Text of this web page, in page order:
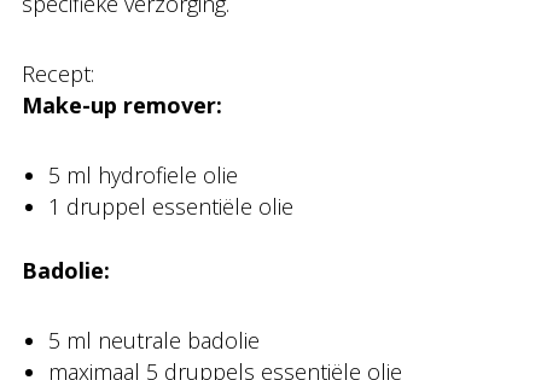
Recept:
Make-up remover:
5 ml hydrofiele olie
1 druppel essentiële olie
Badolie:
5 ml neutrale badolie
maximaal 5 druppels essentiële olie